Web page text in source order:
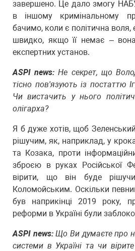
завершено. Це дало змогу
в іншому кримінальному
бачимо, коли є політична воля,
швидко, якщо її немає –
експертних установ.
ASPI news: Не секрет, що
тісно пов'язують із постаттю
Чи вистачить у нього
олігарха?
Я б дуже хотів, щоб
рішучим, як, наприклад, у
та Козака, проти
зброєю в руках Російської
вірити, що він буде
Коломойським. Оскільки
був наприкінці 2019 року,
реформи в Україні були
ASPI news:Що Ви думаєте про
системи в Україні та чи